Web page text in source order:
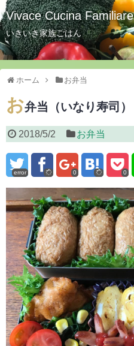
Vivace Cucina Familiare
いきいき家族ごはん
ホーム お弁当
お弁当（いなり寿司）
2018/5/2 お弁当
error 0 0